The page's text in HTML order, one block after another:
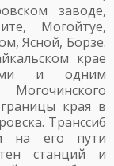
заводе,
Могойтуе,
Ясной, Борзе.
крае
и одним
края в
Транссиб
на его пути
станций и